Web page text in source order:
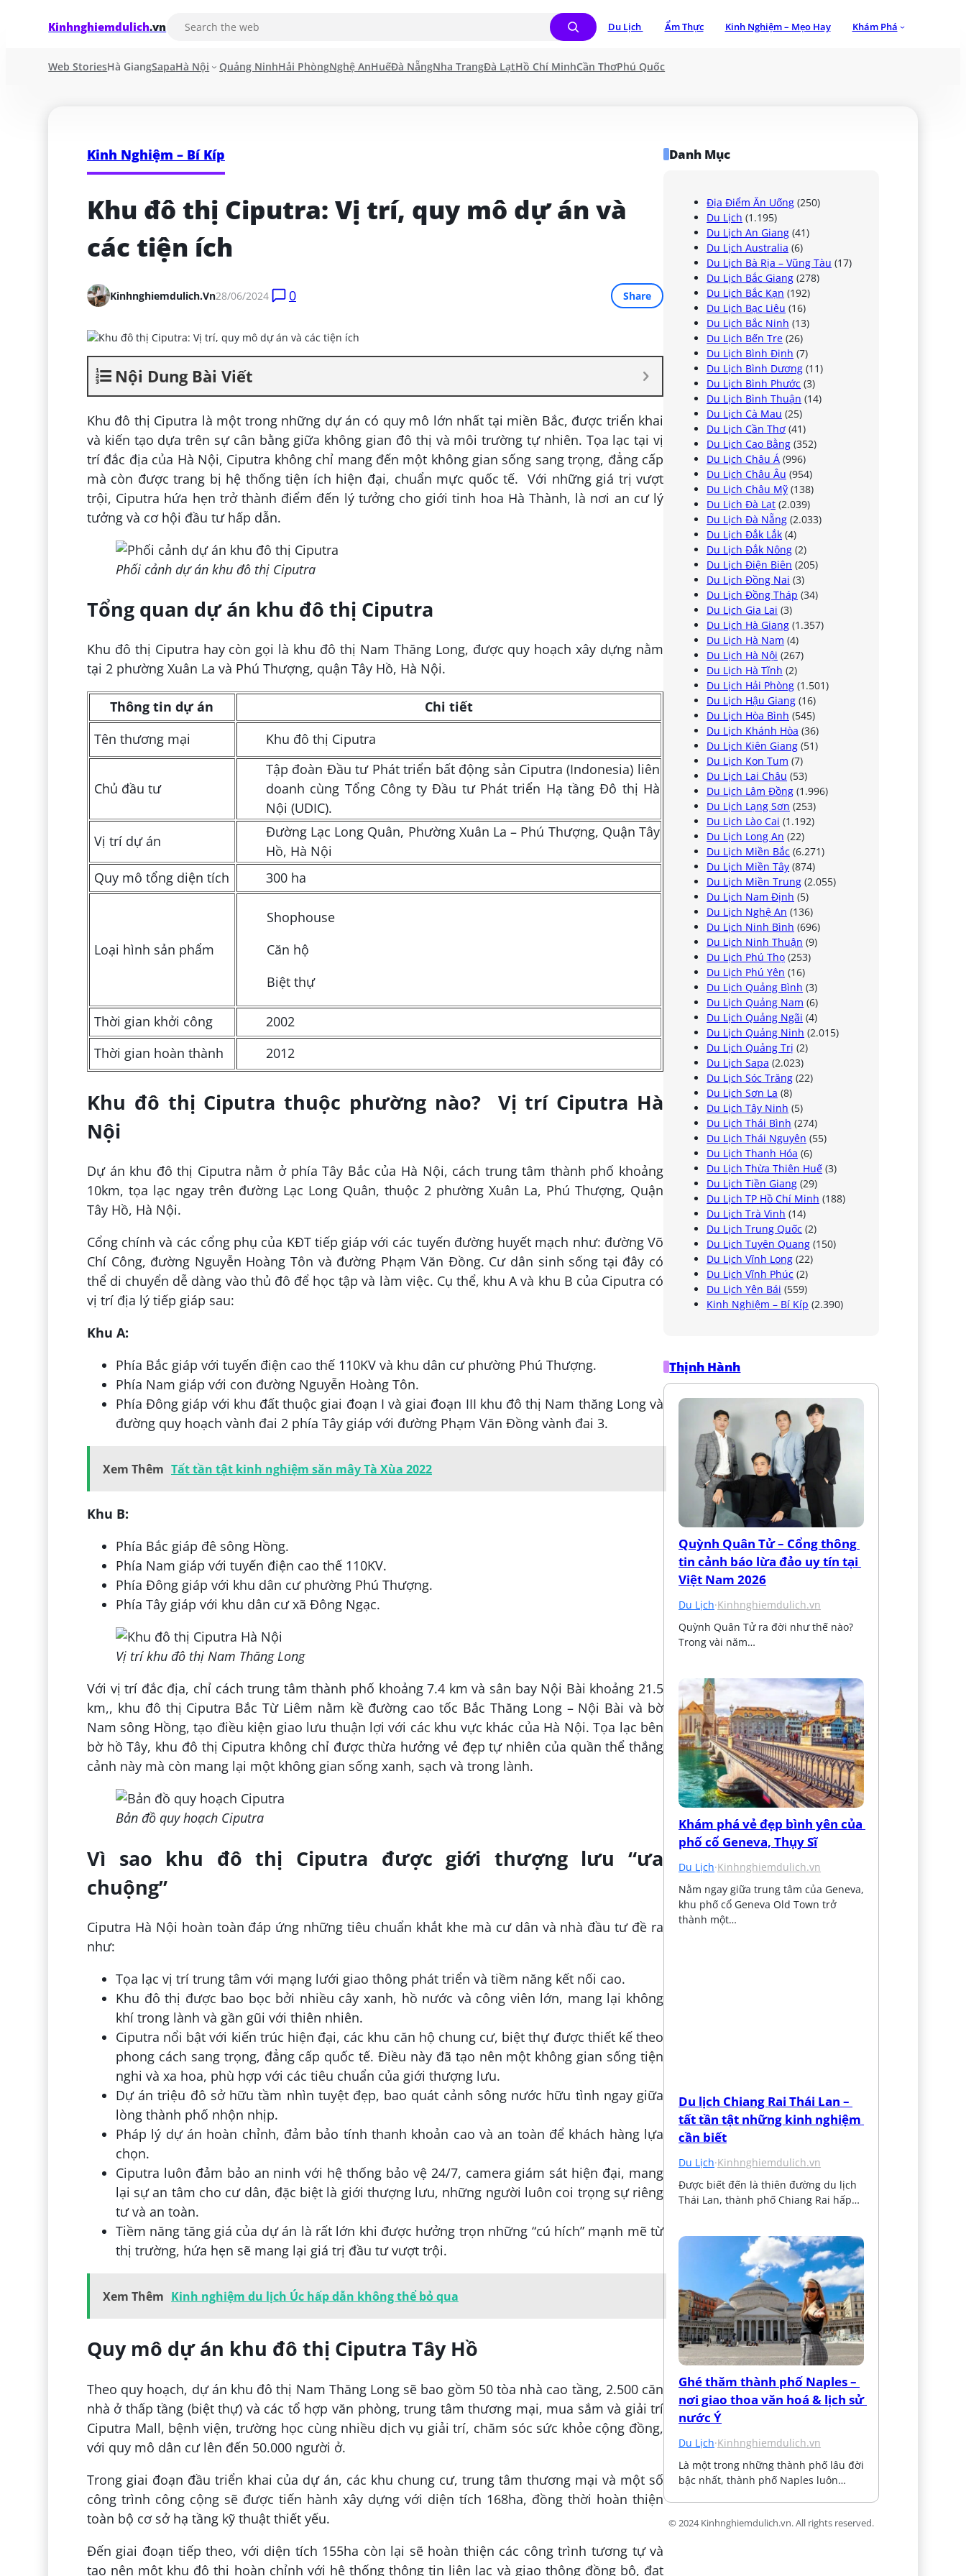
Kinhnghiemdulich.vn Du Lịch Ẩm Thực Kinh Nghiệm – Mẹo Hay Khám Phá
Web StoriesHà GiangSapaHà Nội Quảng NinhHải PhòngNghệ AnHuếĐà NẵngNha TrangĐà LạtHồ Chí MinhCần ThơPhú Quốc
Kinh Nghiệm – Bí Kíp
Khu đô thị Ciputra: Vị trí, quy mô dự án và
các tiện ích
Kinhnghiemdulich.vn28/06/2024 0 Share
Nội Dung Bài Viết
Khu đô thị Ciputra là một trong những dự án có quy mô lớn nhất tại miền Bắc, được triển khai
và kiến tạo dựa trên sự cân bằng giữa không gian đô thị và môi trường tự nhiên. Tọa lạc tại vị
trí đắc địa của Hà Nội, Ciputra không chỉ mang đến một không gian sống sang trọng, đẳng cấp
mà còn được trang bị hệ thống tiện ích hiện đại, chuẩn mực quốc tế. Với những giá trị vượt
trội, Ciputra hứa hẹn trở thành điểm đến lý tưởng cho giới tinh hoa Hà Thành, là nơi an cư lý
tưởng và cơ hội đầu tư hấp dẫn.
Phối cảnh dự án khu đô thị Ciputra
Tổng quan dự án khu đô thị Ciputra
Khu đô thị Ciputra hay còn gọi là khu đô thị Nam Thăng Long, được quy hoạch xây dựng nằm
tại 2 phường Xuân La và Phú Thượng, quận Tây Hồ, Hà Nội.
Thông tin dự án
Chi tiết
Tên thương mại
Khu đô thị Ciputra
Chủ đầu tư
Tập đoàn Đầu tư Phát triển bất động sản Ciputra (Indonesia) liên
doanh cùng Tổng Công ty Đầu tư Phát triển Hạ tầng Đô thị Hà
Nội (UDIC).
Vị trí dự án
Đường Lạc Long Quân, Phường Xuân La – Phú Thượng, Quận Tây
Hồ, Hà Nội
Quy mô tổng diện tích
300 ha
Loại hình sản phẩm
Shophouse
Căn hộ
Biệt thự
Thời gian khởi công
2002
Thời gian hoàn thành
2012
Khu đô thị Ciputra thuộc phường nào? Vị trí Ciputra Hà
Nội
Dự án khu đô thị Ciputra nằm ở phía Tây Bắc của Hà Nội, cách trung tâm thành phố khoảng
10km, tọa lạc ngay trên đường Lạc Long Quân, thuộc 2 phường Xuân La, Phú Thượng, Quận
Tây Hồ, Hà Nội.
Cổng chính và các cổng phụ của KĐT tiếp giáp với các tuyến đường huyết mạch như: đường Võ
Chí Công, đường Nguyễn Hoàng Tôn và đường Phạm Văn Đồng. Cư dân sinh sống tại đây có
thể di chuyển dễ dàng vào thủ đô để học tập và làm việc. Cụ thể, khu A và khu B của Ciputra có
vị trí địa lý tiếp giáp sau:
Khu A:
Phía Bắc giáp với tuyến điện cao thế 110KV và khu dân cư phường Phú Thượng.
Phía Nam giáp với con đường Nguyễn Hoàng Tôn.
Phía Đông giáp với khu đất thuộc giai đoạn I và giai đoạn III khu đô thị Nam thăng Long và
đường quy hoạch vành đai 2 phía Tây giáp với đường Phạm Văn Đồng vành đai 3.
Xem Thêm Tất tần tật kinh nghiệm săn mây Tà Xùa 2022
Khu B:
Phía Bắc giáp đê sông Hồng.
Phía Nam giáp với tuyến điện cao thế 110KV.
Phía Đông giáp với khu dân cư phường Phú Thượng.
Phía Tây giáp với khu dân cư xã Đông Ngạc.
Vị trí khu đô thị Nam Thăng Long
Với vị trí đắc địa, chỉ cách trung tâm thành phố khoảng 7.4 km và sân bay Nội Bài khoảng 21.5
km,, khu đô thị Ciputra Bắc Từ Liêm nằm kề đường cao tốc Bắc Thăng Long – Nội Bài và bờ
Nam sông Hồng, tạo điều kiện giao lưu thuận lợi với các khu vực khác của Hà Nội. Tọa lạc bên
bờ hồ Tây, khu đô thị Ciputra không chỉ được thừa hưởng vẻ đẹp tự nhiên của quần thể thắng
cảnh này mà còn mang lại một không gian sống xanh, sạch và trong lành.
Bản đồ quy hoạch Ciputra
Vì sao khu đô thị Ciputra được giới thượng lưu “ưa
chuộng”
Ciputra Hà Nội hoàn toàn đáp ứng những tiêu chuẩn khắt khe mà cư dân và nhà đầu tư đề ra
như:
Tọa lạc vị trí trung tâm với mạng lưới giao thông phát triển và tiềm năng kết nối cao.
Khu đô thị được bao bọc bởi nhiều cây xanh, hồ nước và công viên lớn, mang lại không
khí trong lành và gần gũi với thiên nhiên.
Ciputra nổi bật với kiến trúc hiện đại, các khu căn hộ chung cư, biệt thự được thiết kế theo
phong cách sang trọng, đẳng cấp quốc tế. Điều này đã tạo nên một không gian sống tiện
nghi và xa hoa, phù hợp với các tiêu chuẩn của giới thượng lưu.
Dự án triệu đô sở hữu tầm nhìn tuyệt đẹp, bao quát cảnh sông nước hữu tình ngay giữa
lòng thành phố nhộn nhịp.
Pháp lý dự án hoàn chỉnh, đảm bảo tính thanh khoản cao và an toàn để khách hàng lựa
chọn.
Ciputra luôn đảm bảo an ninh với hệ thống bảo vệ 24/7, camera giám sát hiện đại, mang
lại sự an tâm cho cư dân, đặc biệt là giới thượng lưu, những người luôn coi trọng sự riêng
tư và an toàn.
Tiềm năng tăng giá của dự án là rất lớn khi được hưởng trọn những “cú hích” mạnh mẽ từ
thị trường, hứa hẹn sẽ mang lại giá trị đầu tư vượt trội.
Xem Thêm Kinh nghiệm du lịch Úc hấp dẫn không thể bỏ qua
Quy mô dự án khu đô thị Ciputra Tây Hồ
Theo quy hoạch, dự án khu đô thị Nam Thăng Long sẽ bao gồm 50 tòa nhà cao tầng, 2.500 căn
nhà ở thấp tầng (biệt thự) và các tổ hợp văn phòng, trung tâm thương mại, mua sắm và giải trí
Ciputra Mall, bệnh viện, trường học cùng nhiều dịch vụ giải trí, chăm sóc sức khỏe cộng đồng,
với quy mô dân cư lên đến 50.000 người ở.
Trong giai đoạn đầu triển khai của dự án, các khu chung cư, trung tâm thương mại và một số
công trình công cộng sẽ được tiến hành xây dựng với diện tích 168ha, đồng thời hoàn thiện
toàn bộ cơ sở hạ tầng kỹ thuật thiết yếu.
Đến giai đoạn tiếp theo, với diện tích 155ha còn lại sẽ hoàn thiện các công trình tương tự và
tạo nên một khu đô thị hoàn chỉnh với hệ thống thông tin liên lạc và giao thông đồng bộ, đạt
Danh Mục
Địa Điểm Ăn Uống (250)
Du Lịch (1.195)
Du Lịch An Giang (41)
Du Lịch Australia (6)
Du Lịch Bà Rịa – Vũng Tàu (17)
Du Lịch Bắc Giang (278)
Du Lịch Bắc Kạn (192)
Du Lịch Bạc Liêu (16)
Du Lịch Bắc Ninh (13)
Du Lịch Bến Tre (26)
Du Lịch Bình Định (7)
Du Lịch Bình Dương (11)
Du Lịch Bình Phước (3)
Du Lịch Bình Thuận (14)
Du Lịch Cà Mau (25)
Du Lịch Cần Thơ (41)
Du Lịch Cao Bằng (352)
Du Lịch Châu Á (996)
Du Lịch Châu Âu (954)
Du Lịch Châu Mỹ (138)
Du Lịch Đà Lạt (2.039)
Du Lịch Đà Nẵng (2.033)
Du Lịch Đắk Lắk (4)
Du Lịch Đắk Nông (2)
Du Lịch Điện Biên (205)
Du Lịch Đồng Nai (3)
Du Lịch Đồng Tháp (34)
Du Lịch Gia Lai (3)
Du Lịch Hà Giang (1.357)
Du Lịch Hà Nam (4)
Du Lịch Hà Nội (267)
Du Lịch Hà Tĩnh (2)
Du Lịch Hải Phòng (1.501)
Du Lịch Hậu Giang (16)
Du Lịch Hòa Bình (545)
Du Lịch Khánh Hòa (36)
Du Lịch Kiên Giang (51)
Du Lịch Kon Tum (7)
Du Lịch Lai Châu (53)
Du Lịch Lâm Đồng (1.996)
Du Lịch Lạng Sơn (253)
Du Lịch Lào Cai (1.192)
Du Lịch Long An (22)
Du Lịch Miền Bắc (6.271)
Du Lịch Miền Tây (874)
Du Lịch Miền Trung (2.055)
Du Lịch Nam Định (5)
Du Lịch Nghệ An (136)
Du Lịch Ninh Bình (696)
Du Lịch Ninh Thuận (9)
Du Lịch Phú Thọ (253)
Du Lịch Phú Yên (16)
Du Lịch Quảng Bình (3)
Du Lịch Quảng Nam (6)
Du Lịch Quảng Ngãi (4)
Du Lịch Quảng Ninh (2.015)
Du Lịch Quảng Trị (2)
Du Lịch Sapa (2.023)
Du Lịch Sóc Trăng (22)
Du Lịch Sơn La (8)
Du Lịch Tây Ninh (5)
Du Lịch Thái Bình (274)
Du Lịch Thái Nguyên (55)
Du Lịch Thanh Hóa (6)
Du Lịch Thừa Thiên Huế (3)
Du Lịch Tiền Giang (29)
Du Lịch TP Hồ Chí Minh (188)
Du Lịch Trà Vinh (14)
Du Lịch Trung Quốc (2)
Du Lịch Tuyên Quang (150)
Du Lịch Vĩnh Long (22)
Du Lịch Vĩnh Phúc (2)
Du Lịch Yên Bái (559)
Kinh Nghiệm – Bí Kíp (2.390)
Thịnh Hành
Quỳnh Quân Tử – Cổng thông
tin cảnh báo lừa đảo uy tín tại
Việt Nam 2026
Du Lịch·Kinhnghiemdulich.vn
Quỳnh Quân Tử ra đời như thế nào?
Trong vài năm…
Khám phá vẻ đẹp bình yên của
phố cổ Geneva, Thụy Sĩ
Du Lịch·Kinhnghiemdulich.vn
Nằm ngay giữa trung tâm của Geneva,
khu phố cổ Geneva Old Town trở
thành một…
Du lịch Chiang Rai Thái Lan –
tất tần tật những kinh nghiệm
cần biết
Du Lịch·Kinhnghiemdulich.vn
Được biết đến là thiên đường du lịch
Thái Lan, thành phố Chiang Rai hấp…
Ghé thăm thành phố Naples –
nơi giao thoa văn hoá & lịch sử
nước Ý
Du Lịch·Kinhnghiemdulich.vn
Là một trong những thành phố lâu đời
bậc nhất, thành phố Naples luôn…
© 2024 Kinhnghiemdulich.vn. All rights reserved.